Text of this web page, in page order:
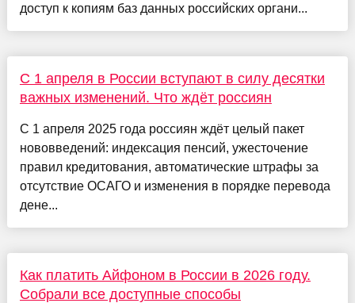
доступ к копиям баз данных российских органи...
С 1 апреля в России вступают в силу десятки
важных изменений. Что ждёт россиян
С 1 апреля 2025 года россиян ждёт целый пакет
нововведений: индексация пенсий, ужесточение
правил кредитования, автоматические штрафы за
отсутствие ОСАГО и изменения в порядке перевода
дене...
Как платить Айфоном в России в 2026 году.
Собрали все доступные способы